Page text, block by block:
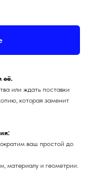
её.
или ждать поставки
которая заменит
ваш простой до
материалу и геометрии.